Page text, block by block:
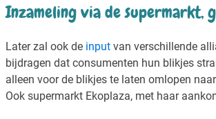
Inzameling via de supermarkt,
Later zal ook de input van verschillende
bijdragen dat consumenten hun blikjes
alleen voor de blikjes te laten omlopen
Ook supermarkt Ekoplaza, met haar